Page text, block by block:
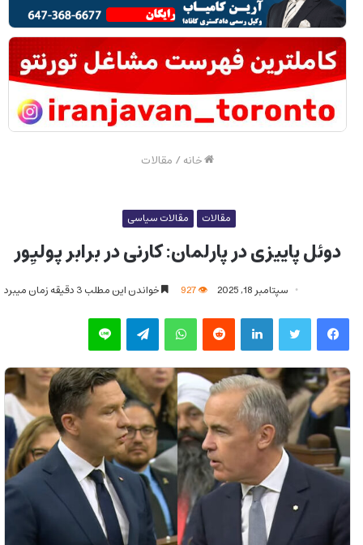
خانه/ مقالات
مقالات مقالات سیاسی
دوئل پاییزی در پارلمان: کارنی در برابر پولیِور
سپتامبر 18, 2025 خواندن این مطلب 3 دقیقه زمان میبرد
فیس بوک توییتر لینکدین‫رددیت واتس آپ تلگرام لاین